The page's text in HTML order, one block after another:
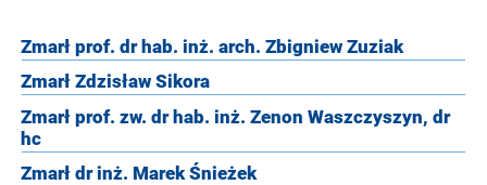
Zmarł prof. dr hab. inż. arch. Zbigniew Zuziak
Zmarł Zdzisław Sikora
Zmarł prof. zw. dr hab. inż. Zenon Waszczyszyn, dr
hc
Zmarł dr inż. Marek Śnieżek